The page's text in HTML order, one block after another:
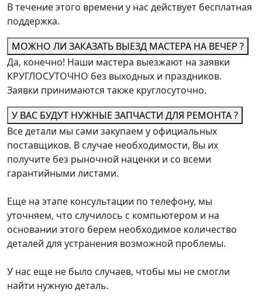
В течение этого времени у нас действует бесплатная
поддержка.
МОЖНО ЛИ ЗАКАЗАТЬ ВЫЕЗД МАСТЕРА НА ВЕЧЕР ?
Да, конечно! Наши мастера выезжают на заявки
КРУГЛОСУТОЧНО без выходных и праздников.
Заявки принимаются также круглосуточно.
У ВАС БУДУТ НУЖНЫЕ ЗАПЧАСТИ ДЛЯ РЕМОНТА ?
Все детали мы сами закупаем у официальных
поставщиков. В случае необходимости, Вы их
получите без рыночной наценки и со всеми
гарантийными листами.
Еще на этапе консультации по телефону, мы
уточняем, что случилось с компьютером и на
основании этого берем необходимое количество
деталей для устранения возможной проблемы.
У нас еще не было случаев, чтобы мы не смогли
найти нужную деталь.